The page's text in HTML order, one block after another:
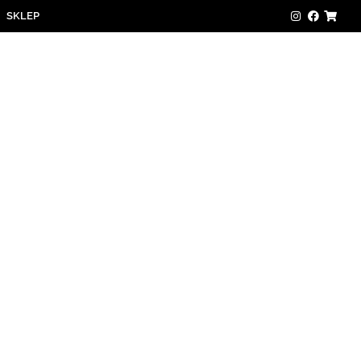
SKLEP